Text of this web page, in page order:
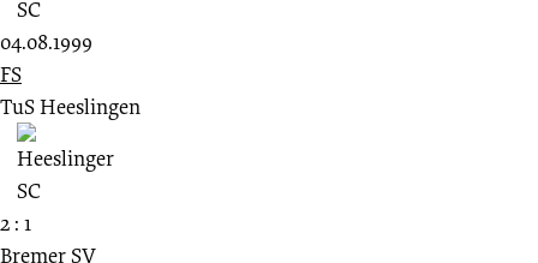
04.08.1999
FS
TuS Heeslingen
2 : 1
Bremer SV